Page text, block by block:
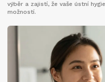
výběr a zajistí, že vaše ústní
možností.